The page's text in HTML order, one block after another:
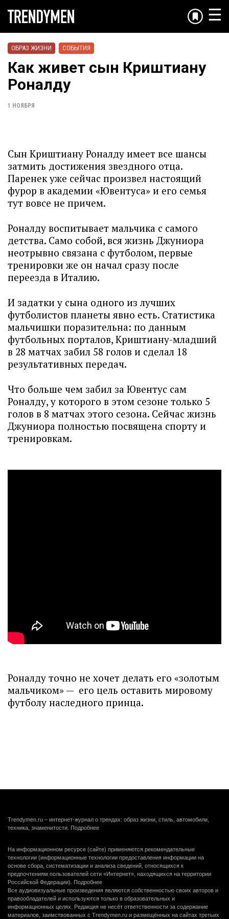
☰
ОБРАЗ ЖИЗНИ СОБЫТИЯ
Как живет сын Криштиану
Роналду
1 НОЯБРЯ
Сын Криштиану Роналду имеет все шансы
затмить достижения звездного отца.
Паренек уже сейчас произвел настоящий
фурор в академии «Ювентуса» и его семья
тут вовсе не причем.
Роналду воспитывает мальчика с самого
детства. Само собой, вся жизнь Джуниора
неотрывно связана с футболом, первые
тренировки же он начал сразу после
переезда в Италию.
И задатки у сына одного из лучших
футболистов планеты явно есть. Статистика
мальчишки поразительна: по данным
футбольных порталов, Криштиану-младший
в 28 матчах забил 58 голов и сделал 18
результативных передач.
Что больше чем забил за Ювентус сам
Роналду, у которого в этом сезоне только 5
голов в 8 матчах этого сезона. Сейчас жизнь
Джуниора полностью посвящена спорту и
тренировкам.
Роналду точно не хочет делать его «золотым
мальчиком» — его цель оставить мировому
футболу наследного принца.
Trendymen.ru – интернет-журнал о трендах: образ жизни, стиль, автомобили,
техника, знаменитости. Подробнее
На информационном ресурсе (сайте) применяются рекомендательные
технологии (информационные технологии предоставления информации на
основе сбора, систематизации и анализа сведений, относящихся к
предпочтениям пользователей сети «Интернет», находящихся на территории
Российской Федерации). Подробнее
Все аудиовизуальные произведения являются собственностью своих авторов и
правообладателей и используются только в образовательных и
информационных целях. Редакция не несёт ответственности за содержание
материалов, заимствованных с Trendymen.ru и размещённых на сайтах третьих